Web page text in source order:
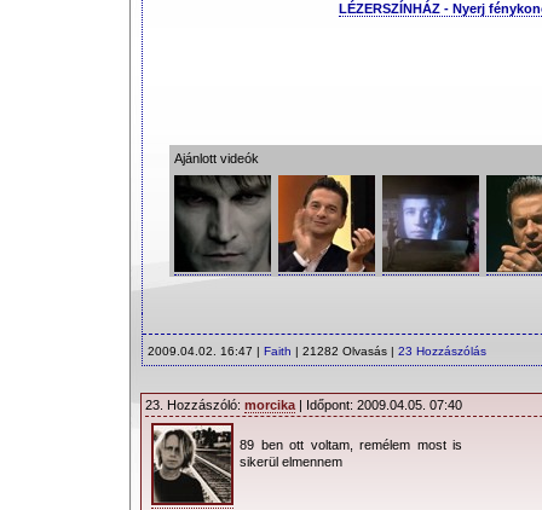
LÉZERSZÍNHÁZ - Nyerj
Ajánlott videók
2009.04.02. 16:47 | Faith | 21282 Olvasás | 23 Hozzászólás
23. Hozzászóló: morcika | Időpont: 2009.04.05. 07:40
89 ben ott voltam, remélem most is
sikerül elmennem